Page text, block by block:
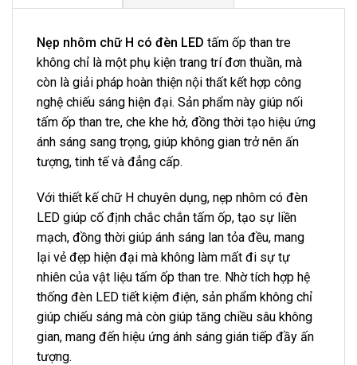
Nẹp nhôm chữ H có đèn LED tấm ốp than tre
không chỉ là một phụ kiện trang trí đơn thuần, mà
còn là giải pháp hoàn thiện nội thất kết hợp công
nghệ chiếu sáng hiện đại. Sản phẩm này giúp nối
tấm ốp than tre, che khe hở, đồng thời tạo hiệu ứng
ánh sáng sang trọng, giúp không gian trở nên ấn
tượng, tinh tế và đẳng cấp.
Với thiết kế chữ H chuyên dụng, nẹp nhôm có đèn
LED giúp cố định chắc chắn tấm ốp, tạo sự liền
mạch, đồng thời giúp ánh sáng lan tỏa đều, mang
lại vẻ đẹp hiện đại mà không làm mất đi sự tự
nhiên của vật liệu tấm ốp than tre. Nhờ tích hợp hệ
thống đèn LED tiết kiệm điện, sản phẩm không chỉ
giúp chiếu sáng mà còn giúp tăng chiều sâu không
gian, mang đến hiệu ứng ánh sáng gián tiếp đầy ấn
tượng.